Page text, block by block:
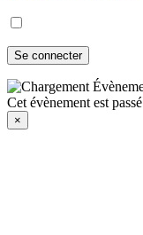
Cet évènement est passé
×